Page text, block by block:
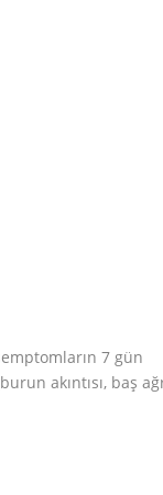
7 gün
akıntısı, baş